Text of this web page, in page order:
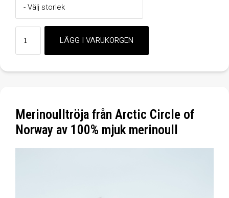
Merinoulltröja från Arctic Circle of
Norway av 100% mjuk merinoull